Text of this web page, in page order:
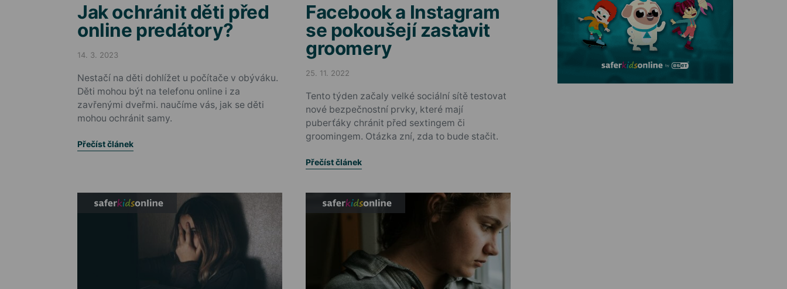
Jak ochránit děti před
online predátory?
Posted on
14. 3. 2023
Nestačí na děti dohlížet u počítače v obýváku.
Děti mohou být na telefonu online i za
zavřenými dveřmi. naučíme vás, jak se děti
mohou ochránit samy.
Přečíst článek
Facebook a Instagram
se pokoušejí zastavit
groomery
Posted on
25. 11. 2022
Tento týden začaly velké sociální sítě testovat
nové bezpečnostní prvky, které mají
puberťáky chránit před sextingem či
groomingem. Otázka zní, zda to bude stačit.
Přečíst článek